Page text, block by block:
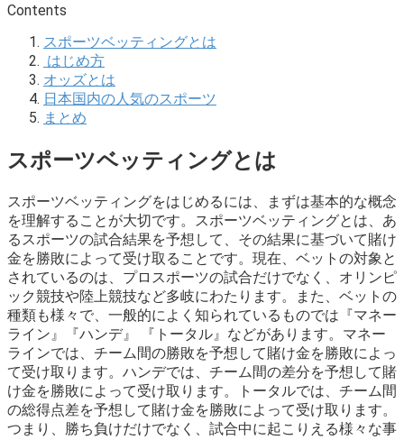
Contents
スポーツベッティングとは
はじめ方
オッズとは
日本国内の人気のスポーツ
まとめ
スポーツベッティングとは
スポーツベッティングをはじめるには、まずは基本的な概念
を理解することが大切です。スポーツベッティングとは、あ
るスポーツの試合結果を予想して、その結果に基づいて賭け
金を勝敗によって受け取ることです。現在、ベットの対象と
されているのは、プロスポーツの試合だけでなく、オリンピ
ック競技や陸上競技など多岐にわたります。また、ベットの
種類も様々で、一般的によく知られているものでは『マネー
ライン』『ハンデ』 『トータル』などがあります。マネー
ラインでは、チーム間の勝敗を予想して賭け金を勝敗によっ
て受け取ります。ハンデでは、チーム間の差分を予想して賭
け金を勝敗によって受け取ります。トータルでは、チーム間
の総得点差を予想して賭け金を勝敗によって受け取ります。
つまり、勝ち負けだけでなく、試合中に起こりえる様々な事